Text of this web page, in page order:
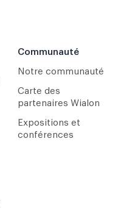
Communauté
Notre communauté
Carte des
partenaires Wialon
Expositions et
conférences